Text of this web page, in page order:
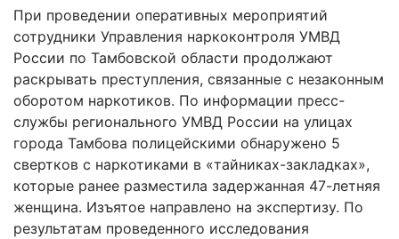
При проведении оперативных мероприятий
сотрудники Управления наркоконтроля УМВД
России по Тамбовской области продолжают
раскрывать преступления, связанные с незаконным
оборотом наркотиков. По информации пресс-
службы регионального УМВД России на улицах
города Тамбова полицейскими обнаружено 5
свертков с наркотиками в «тайниках-закладках»,
которые ранее разместила задержанная 47-летняя
женщина. Изъятое направлено на экспертизу. По
результатам проведенного исследования